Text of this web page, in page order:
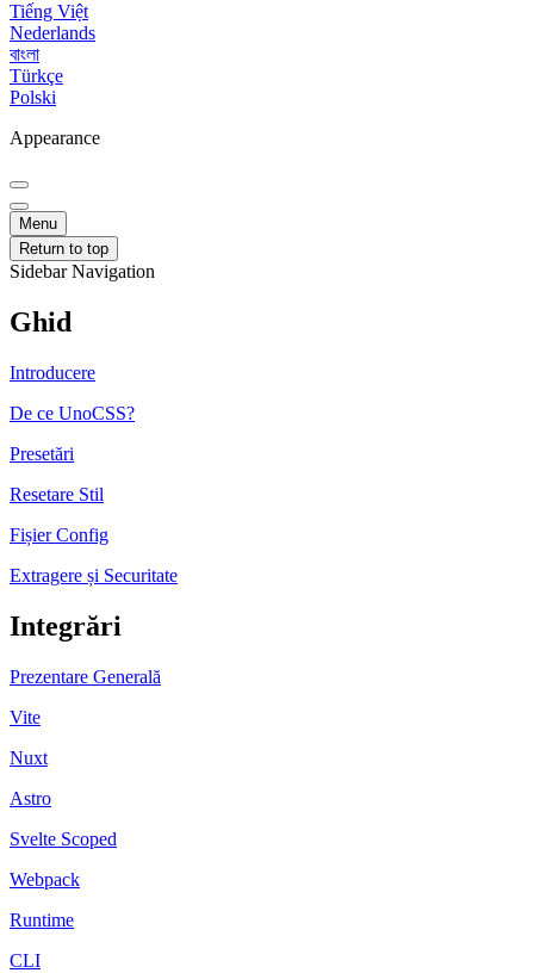
Tiếng Việt
Nederlands
বাংলা
Türkçe
Polski
Appearance
Menu
Return to top
Sidebar Navigation
Ghid
Introducere
De ce UnoCSS?
Presetări
Resetare Stil
Fișier Config
Extragere și Securitate
Integrări
Prezentare Generală
Vite
Nuxt
Astro
Svelte Scoped
Webpack
Runtime
CLI